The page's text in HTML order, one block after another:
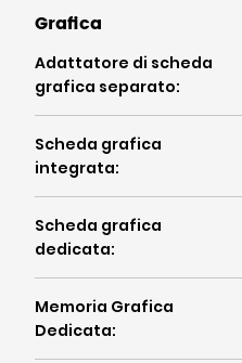
Grafica
Adattatore di scheda
grafica separato:
Scheda grafica
integrata:
Scheda grafica
dedicata:
Memoria Grafica
Dedicata: